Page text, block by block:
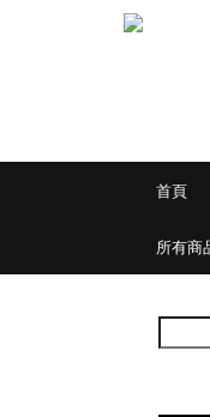
首頁
所有商